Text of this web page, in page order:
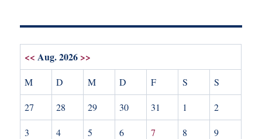
<< Aug. 2026 >>
M D M D F S S
27 28 29 30 31 1 2
3 4 5 6 7 8 9